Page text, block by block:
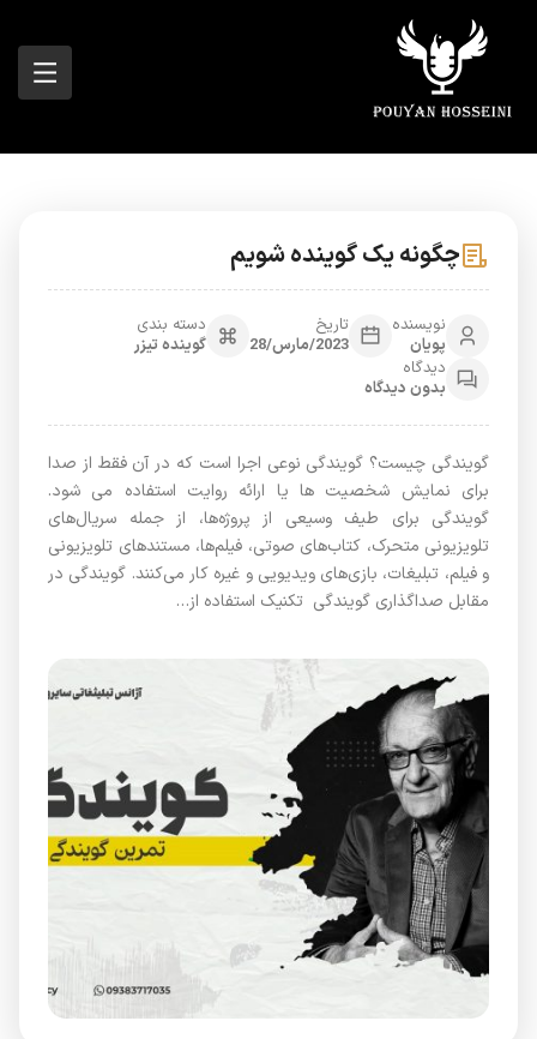
چگونه یک گوینده شویم
نویسنده
پویان
تاریخ
2023/مارس/28
دسته بندی
گوینده تیزر
دیدگاه
بدون دیدگاه
گویندگی چیست؟ گویندگی نوعی اجرا است که در آن فقط از صدا
برای نمایش شخصیت ها یا ارائه روایت استفاده می شود.
گویندگی برای طیف وسیعی از پروژه‌ها، از جمله سریال‌های
تلویزیونی متحرک، کتاب‌های صوتی، فیلم‌ها، مستندهای تلویزیونی
و فیلم، تبلیغات، بازی‌های ویدیویی و غیره کار می‌کنند. گویندگی در
مقابل صداگذاری گویندگی تکنیک استفاده از…